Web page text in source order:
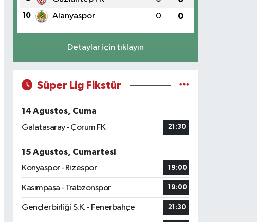
10 Alanyaspor 0 0
Detaylar için tıklayın
Süper Lig Fikstür
14 Ağustos, Cuma
Galatasaray - Çorum FK
21:30
15 Ağustos, Cumartesi
Konyaspor - Rizespor
19:00
Kasımpaşa - Trabzonspor 19:00
Gençlerbirliği S.K. - Fenerbahçe 21:30